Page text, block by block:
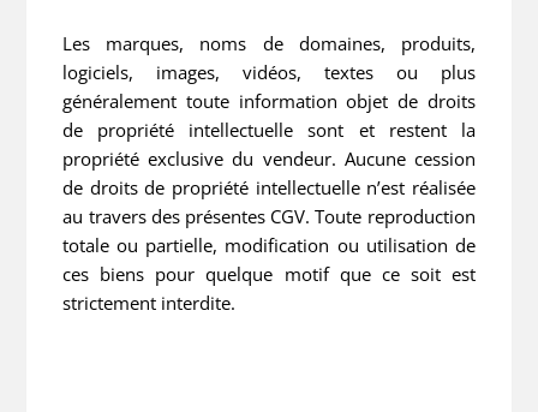
Les marques, noms de domaines, produits,
logiciels, images, vidéos, textes ou plus
généralement toute information objet de droits
de propriété intellectuelle sont et restent la
propriété exclusive du vendeur. Aucune cession
de droits de propriété intellectuelle n’est réalisée
au travers des présentes CGV. Toute reproduction
totale ou partielle, modification ou utilisation de
ces biens pour quelque motif que ce soit est
strictement interdite.